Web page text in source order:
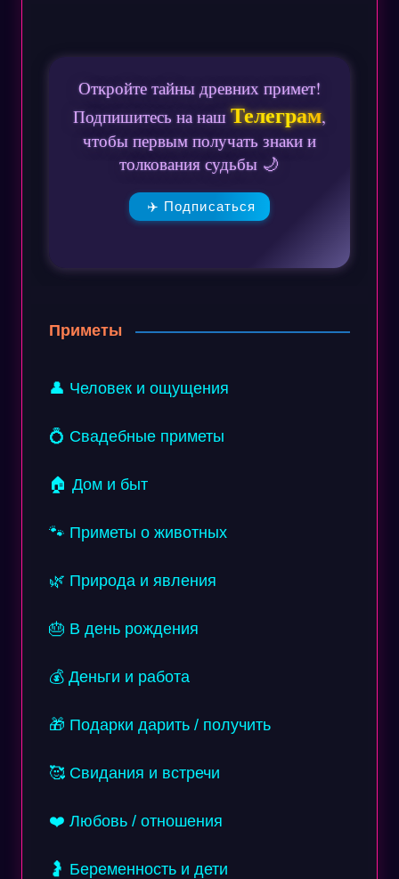
Откройте тайны древних примет!
Подпишитесь на нашТелеграм,
чтобы первым получать знаки и
толкования судьбы 🌙
✈️ Подписаться
Приметы
👤 Человек и ощущения
💍 Свадебные приметы
🏠 Дом и быт
🐾 Приметы о животных
🌿 Природа и явления
🎂 В день рождения
💰 Деньги и работа
🎁 Подарки дарить / получить
🥰 Свидания и встречи
❤️ Любовь / отношения
🤰 Беременность и дети